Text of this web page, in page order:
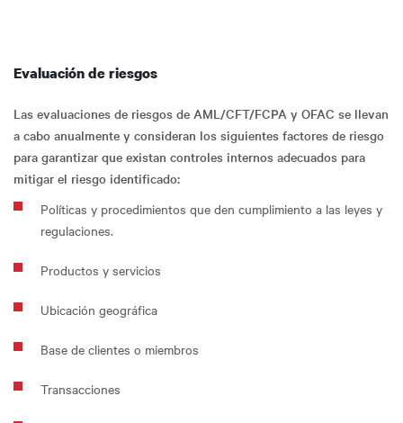
Evaluación de riesgos
Las evaluaciones de riesgos de AML/CFT/FCPA y OFAC se llevan
a cabo anualmente y consideran los siguientes factores de riesgo
para garantizar que existan controles internos adecuados para
mitigar el riesgo identificado:
Políticas y procedimientos que den cumplimiento a las leyes y
regulaciones.
Productos y servicios
Ubicación geográfica
Base de clientes o miembros
Transacciones